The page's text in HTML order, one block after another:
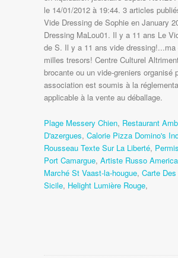
le 14/01/2012 à 19:44. 3 articles
Vide Dressing de Sophie en January
Dressing MaLou01. Il y a 11 ans Le
de S. Il y a 11 ans vide dressing!...ma
milles tresors! Centre Culturel
brocante ou un vide-greniers organisé
association est soumis à la
applicable à la vente au déballage.
Plage Messery Chien, Restaurant
D'azergues, Calorie Pizza Domino's
Rousseau Texte Sur La Liberté,
Port Camargue, Artiste Russo
Marché St Vaast-la-hougue, Carte
Sicile, Helight Lumière Rouge,